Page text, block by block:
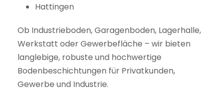
Hattingen
Ob Industrieboden, Garagenboden, Lagerhalle,
Werkstatt oder Gewerbefläche – wir bieten
langlebige, robuste und hochwertige
Bodenbeschichtungen für Privatkunden,
Gewerbe und Industrie.